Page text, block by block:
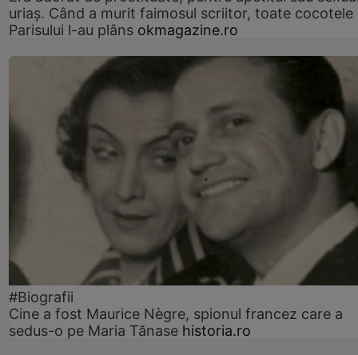
uriaș. Când a murit faimosul scriitor, toate cocotele
Parisului l-au plâns okmagazine.ro
#Biografii
Cine a fost Maurice Nègre, spionul francez care a
sedus-o pe Maria Tănase historia.ro